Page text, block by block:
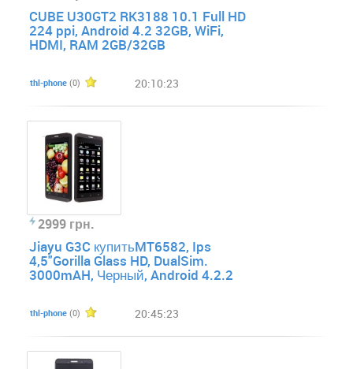
CUBE U30GT2 RK3188 10.1 Full HD
224 ppi, Android 4.2 32GB, WiFi,
HDMI, RAM 2GB/32GB
thl-phone (0) 20:10:23
2999 грн.
Jiayu G3C купитьMT6582, Ips
4,5"Gorilla Glass HD, DualSim.
3000mAH, Черный, Android 4.2.2
thl-phone (0) 20:45:23